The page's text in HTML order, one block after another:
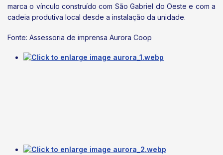
marca o vínculo construído com São Gabriel do Oeste e com a
cadeia produtiva local desde a instalação da unidade.
Fonte: Assessoria de imprensa Aurora Coop